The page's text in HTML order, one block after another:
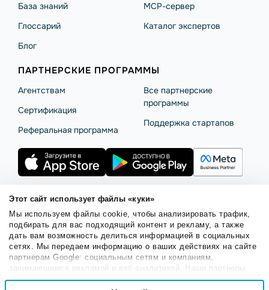
Этот сайт использует файлы «куки»
Мы используем файлы cookie, чтобы анализировать трафик,
подбирать для вас подходящий контент и рекламу, а также
дать вам возможность делиться информацией в социальных
сетях. Мы передаем информацию о ваших действиях на сайте
партнерам Google: социальным сетям и компаниям,
занимающимся рекламой и веб-аналитикой. Наши партнеры
могут комбинировать эти сведения с предоставленной вами
Выбор
База знаний
Глоссарий
Блог
MCP-сервер
Каталог экспертов
ПАРТНЕРСКИЕ ПРОГРАММЫ
Агентствам
Сертификация
Реферальная программа
Все партнерские
программы
Поддержка стартапов
Правила использованияБезопасность SendPulse
Политика конфиденциальности Политика Cookies
© 2015 - 2026. SendPulse Inc. Все права защищены.